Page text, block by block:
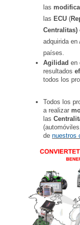
las
las ECU (
Centralitas)
adquirida
países.
Agilidad en
resultados
todos los
Todos los
a realizar
las
de nuestros